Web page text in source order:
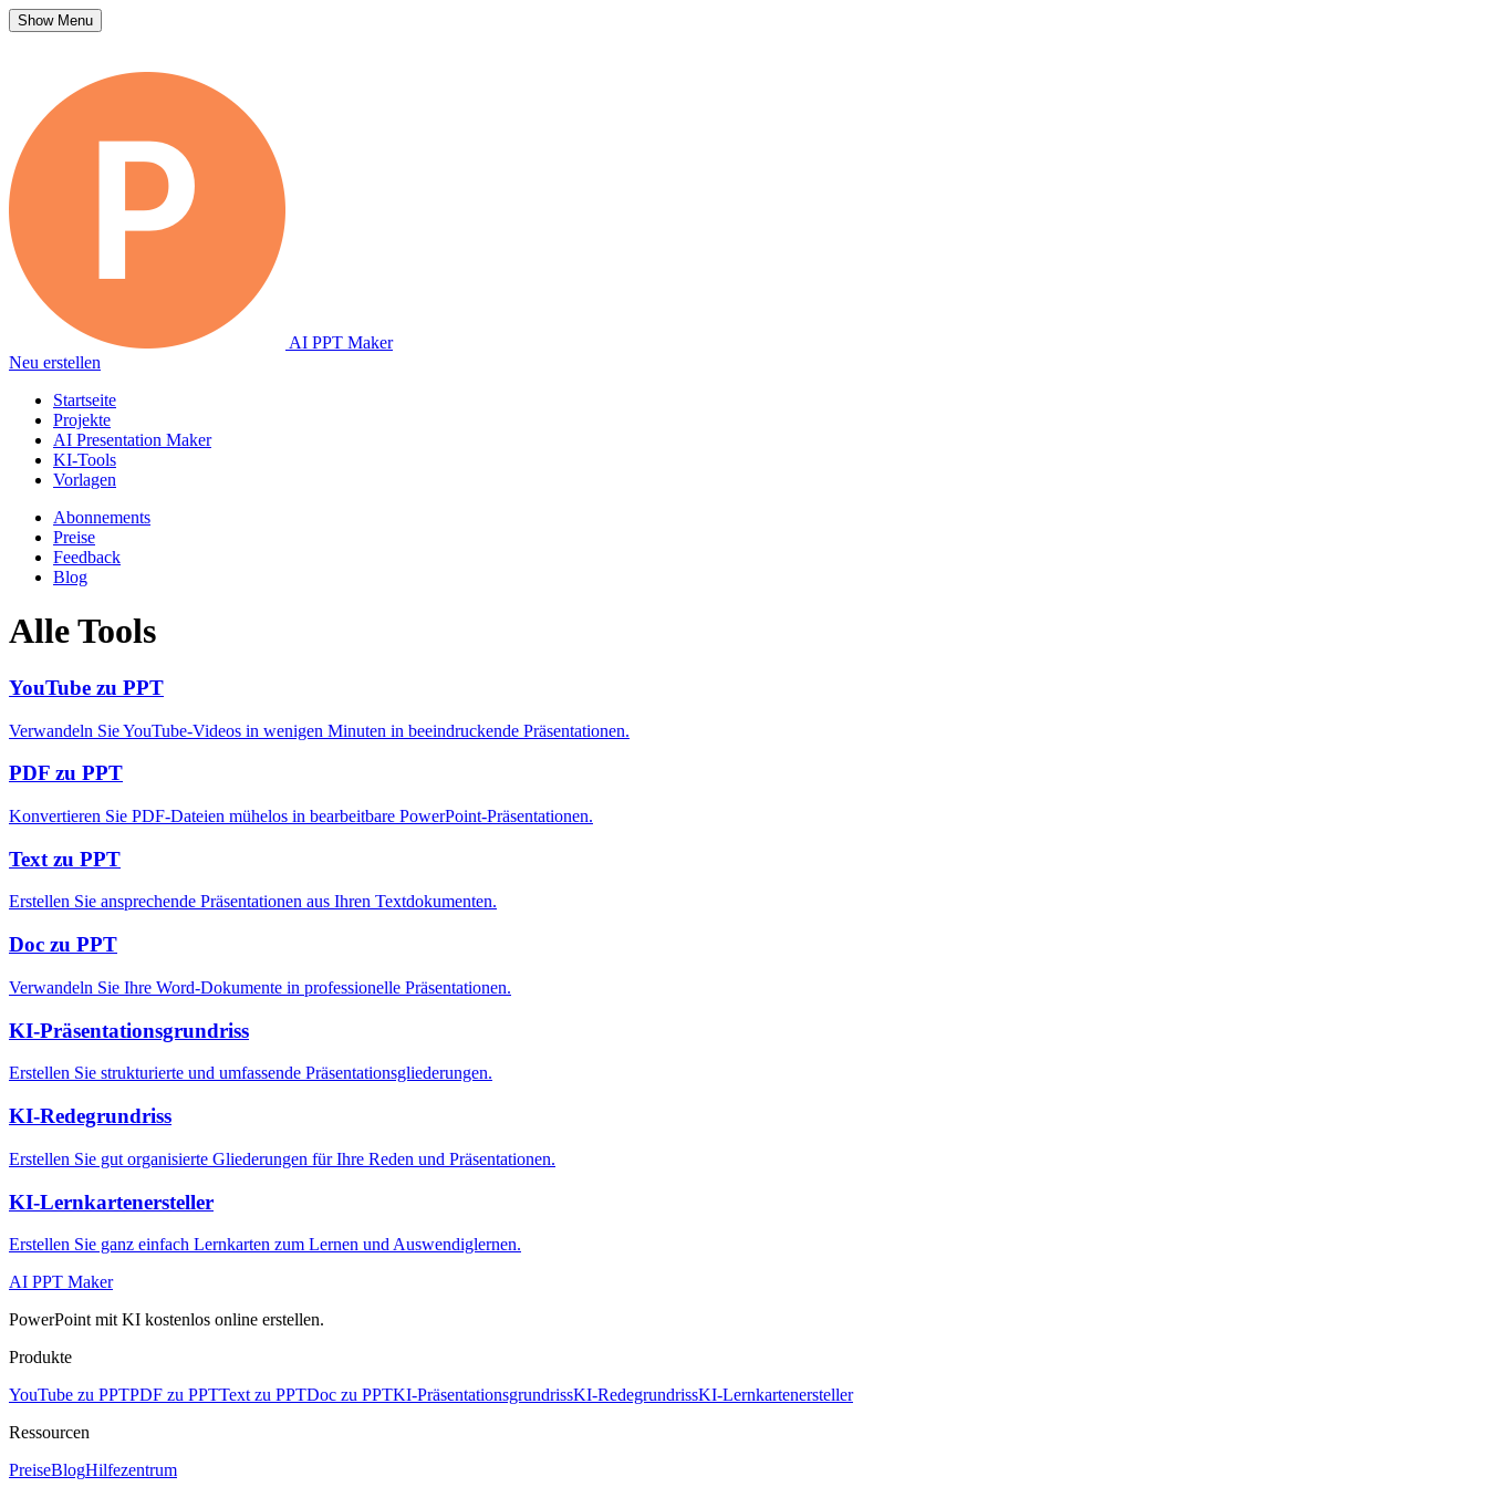
Show Menu
AI PPT Maker
Neu erstellen
Startseite
Projekte
AI Presentation Maker
KI-Tools
Vorlagen
Abonnements
Preise
Feedback
Blog
Alle Tools
YouTube zu PPT
Verwandeln Sie YouTube-Videos in wenigen Minuten in beeindruckende Präsentationen.
PDF zu PPT
Konvertieren Sie PDF-Dateien mühelos in bearbeitbare PowerPoint-Präsentationen.
Text zu PPT
Erstellen Sie ansprechende Präsentationen aus Ihren Textdokumenten.
Doc zu PPT
Verwandeln Sie Ihre Word-Dokumente in professionelle Präsentationen.
KI-Präsentationsgrundriss
Erstellen Sie strukturierte und umfassende Präsentationsgliederungen.
KI-Redegrundriss
Erstellen Sie gut organisierte Gliederungen für Ihre Reden und Präsentationen.
KI-Lernkartenersteller
Erstellen Sie ganz einfach Lernkarten zum Lernen und Auswendiglernen.
AI PPT Maker
PowerPoint mit KI kostenlos online erstellen.
Produkte
YouTube zu PPTPDF zu PPTText zu PPTDoc zu PPTKI-PräsentationsgrundrissKI-RedegrundrissKI-Lernkartenersteller
Ressourcen
PreiseBlogHilfezentrum